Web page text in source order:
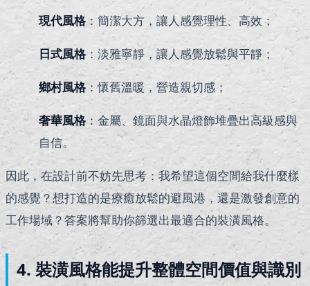
現代風格：簡潔大方，讓人感覺理性、高效；
日式風格：淡雅寧靜，讓人感覺放鬆與平靜；
鄉村風格：懷舊溫暖，營造親切感；
奢華風格：金屬、鏡面與水晶燈飾堆疊出高級感與
自信。
因此，在設計前不妨先思考：我希望這個空間給我什麼樣
的感覺？想打造的是療癒放鬆的避風港，還是激發創意的
工作場域？答案將幫助你篩選出最適合的裝潢風格。
4. 裝潢風格能提升整體空間價值與識別